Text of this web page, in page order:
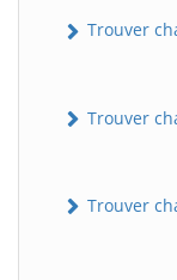
Trouver
Trouver
Trouver